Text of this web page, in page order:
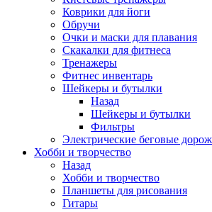
Коврики для йоги
Обручи
Очки и маски для плавания
Скакалки для фитнеса
Тренажеры
Фитнес инвентарь
Шейкеры и бутылки
Назад
Шейкеры и бутылки
Фильтры
Электрические беговые
Хобби и творчество
Назад
Хобби и творчество
Планшеты для рисования
Гитары